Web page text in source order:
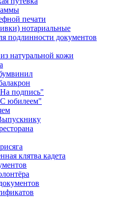
печати
нотариальные
подлинности документов
натуральной кожи
подпись"
юбилеем"
клятва кадета